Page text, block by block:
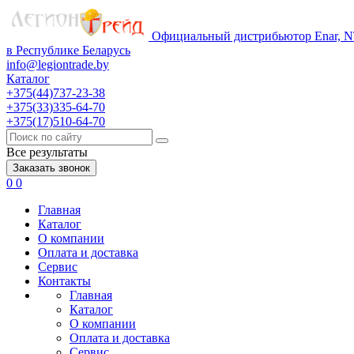
Официальный дистрибьютор Enar,
в Республике Беларусь
info@legiontrade.by
Каталог
+375(44)737-23-38
+375(33)335-64-70
+375(17)510-64-70
Все результаты
Заказать звонок
0 0
Главная
Каталог
О компании
Оплата и доставка
Сервис
Контакты
Главная
Каталог
О компании
Оплата и доставка